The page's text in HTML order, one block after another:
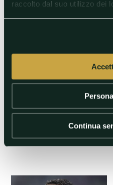
raccolto dal suo utilizzo dei
Continua